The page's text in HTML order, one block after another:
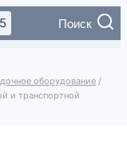
Поиск
оборудование /
и транспортной